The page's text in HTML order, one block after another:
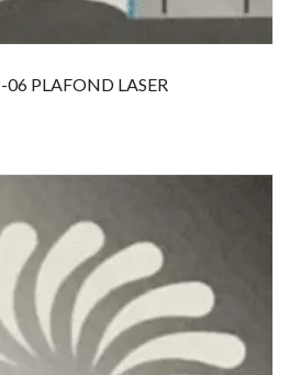
PLAFOND LASER